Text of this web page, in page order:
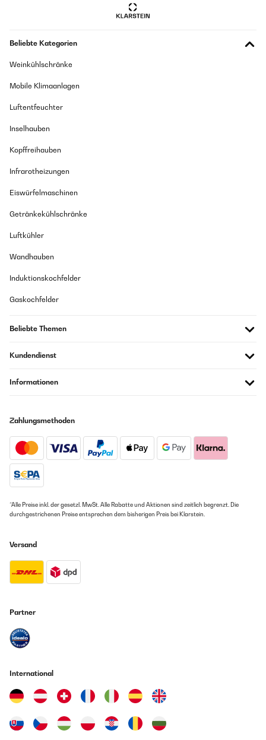
Beliebte Kategorien
Weinkühlschränke
Mobile Klimaanlagen
Luftentfeuchter
Inselhauben
Kopffreihauben
Infrarotheizungen
Eiswürfelmaschinen
Getränkekühlschränke
Luftkühler
Wandhauben
Induktionskochfelder
Gaskochfelder
Beliebte Themen
Kundendienst
Informationen
Zahlungsmethoden
*Alle Preise inkl. der gesetzl. MwSt. Alle Rabatte und Aktionen sind zeitlich begrenzt. Die
durchgestrichenen Preise entsprechen dem bisherigen Preis bei Klarstein.
Versand
Partner
International